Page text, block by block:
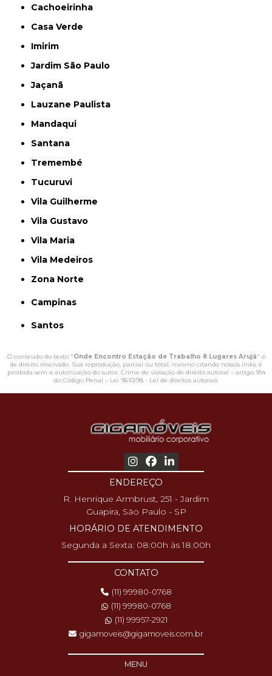
Cachoeirinha
Casa Verde
Imirim
Jardim São Paulo
Jaçanã
Lauzane Paulista
Mandaqui
Santana
Tremembé
Tucuruvi
Vila Guilherme
Vila Gustavo
Vila Maria
Vila Medeiros
Zona Norte
Campinas
Santos
O conteúdo do texto "Onde Encontro Estação de Trabalho 8 Lugares Arujá" é
de direito reservado. Sua reprodução, parcial ou total, mesmo citando nossos links, é
proibida sem a autorização do autor. Crime de violação de direito autoral – artigo 184
do Código Penal – Lei 9610/98 - Lei de direitos autorais.
ENDEREÇO
R. Henrique Armbrust, 251 - Jardim
Guapira, São Paulo - SP
HORÁRIO DE ATENDIMENTO
Segunda a Sexta: 08:00h às 18:00h
CONTATO
(11) 99980-0768
(11) 99980-0768
(11) 99957-2921
gigamoveis@gigamoveis.com.br
MENU